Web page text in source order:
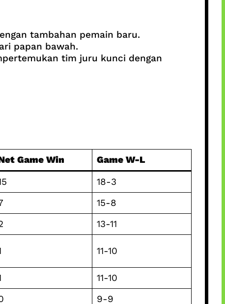
tambahan pemain baru.
papan bawah.
tim juru kunci dengan
Game Win
Game W-L
18-3
15-8
13-11
11-10
11-10
9-9